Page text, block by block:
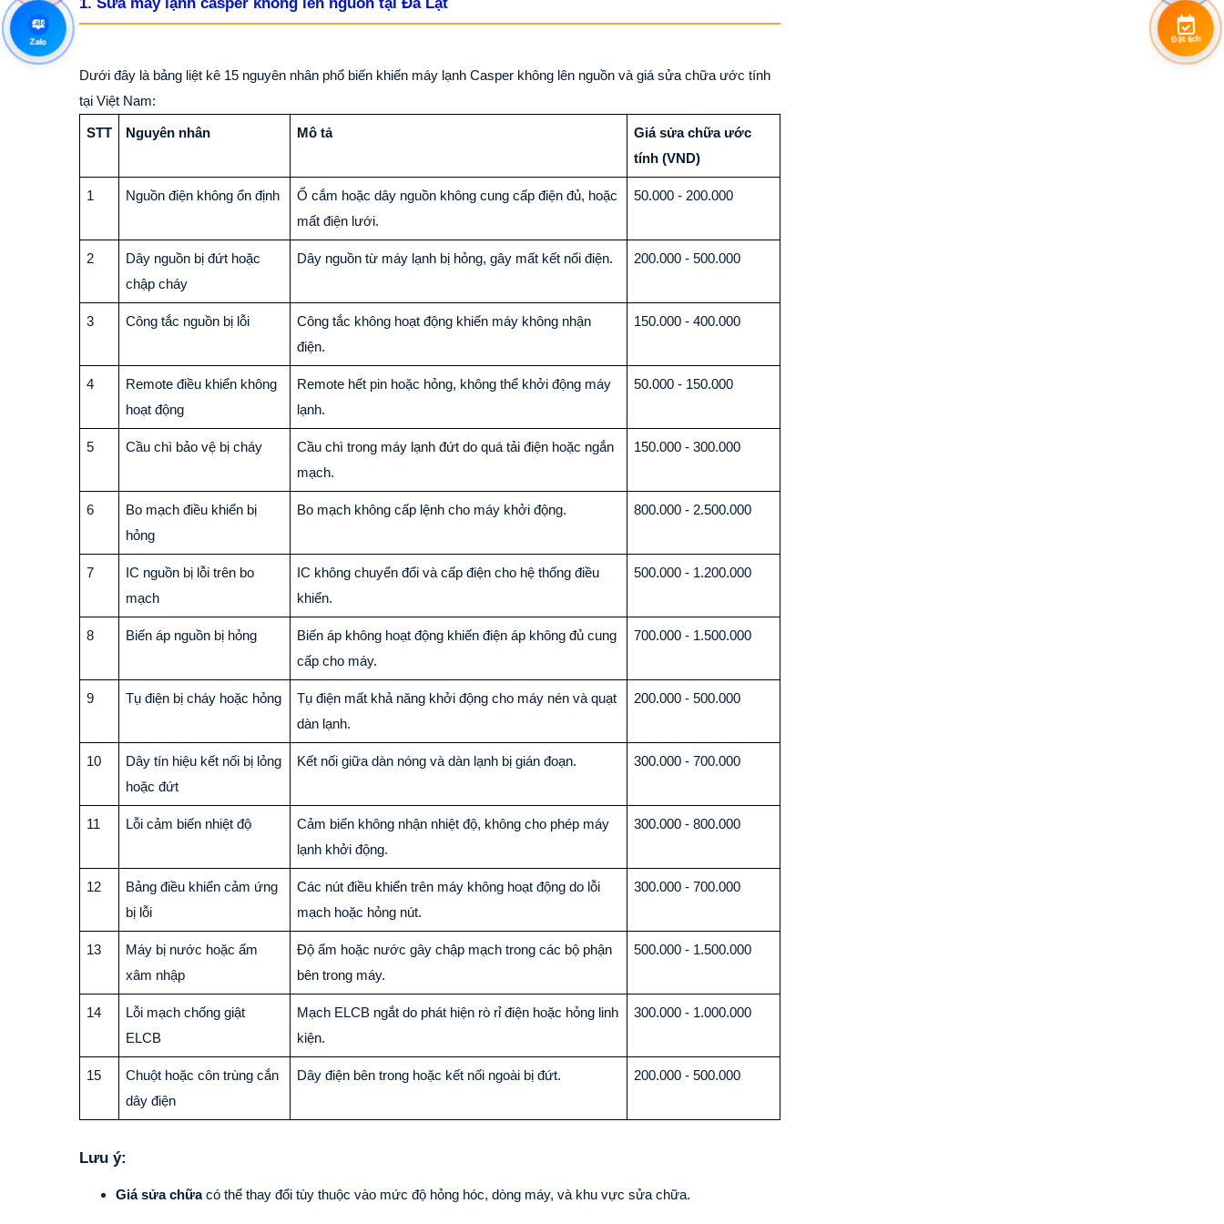
Dưới đây là bảng liệt kê 15 nguyên nhân phổ biến khiến máy lạnh Casper không lên nguồn và giá sửa chữa ước tính
tại Việt Nam:
STT Nguyên nhân Mô tả
Giá sửa chữa ước
tính (VND)
1 Nguồn điện không ổn định
Ổ cắm hoặc dây nguồn không cung cấp điện đủ, hoặc
mất điện lưới.
50.000 - 200.000
2
Dây nguồn bị đứt hoặc
chập cháy
Dây nguồn từ máy lạnh bị hỏng, gây mất kết nối điện. 200.000 - 500.000
3 Công tắc nguồn bị lỗi
Công tắc không hoạt động khiến máy không nhận
điện.
150.000 - 400.000
4
Remote điều khiển không
hoạt động
Remote hết pin hoặc hỏng, không thể khởi động máy
lạnh.
50.000 - 150.000
5 Cầu chì bảo vệ bị cháy
Cầu chì trong máy lạnh đứt do quá tải điện hoặc ngắn
mạch.
150.000 - 300.000
6
Bo mạch điều khiển bị
hỏng
Bo mạch không cấp lệnh cho máy khởi động. 800.000 - 2.500.000
7
IC nguồn bị lỗi trên bo
mạch
IC không chuyển đổi và cấp điện cho hệ thống điều
khiển.
500.000 - 1.200.000
8 Biến áp nguồn bị hỏng
Biến áp không hoạt động khiến điện áp không đủ cung
cấp cho máy.
700.000 - 1.500.000
9 Tụ điện bị cháy hoặc hỏng
Tụ điện mất khả năng khởi động cho máy nén và quạt
dàn lạnh.
200.000 - 500.000
10
Dây tín hiệu kết nối bị lỏng
hoặc đứt
Kết nối giữa dàn nóng và dàn lạnh bị gián đoạn. 300.000 - 700.000
11 Lỗi cảm biến nhiệt độ
Cảm biến không nhận nhiệt độ, không cho phép máy
lạnh khởi động.
300.000 - 800.000
12
Bảng điều khiển cảm ứng
bị lỗi
Các nút điều khiển trên máy không hoạt động do lỗi
mạch hoặc hỏng nút.
300.000 - 700.000
13
Máy bị nước hoặc ẩm
xâm nhập
Độ ẩm hoặc nước gây chập mạch trong các bộ phận
bên trong máy.
500.000 - 1.500.000
14
Lỗi mạch chống giật
ELCB
Mạch ELCB ngắt do phát hiện rò rỉ điện hoặc hỏng linh
kiện.
300.000 - 1.000.000
15
Chuột hoặc côn trùng cắn
dây điện
Dây điện bên trong hoặc kết nối ngoài bị đứt. 200.000 - 500.000
Lưu ý:
Giá sửa chữa có thể thay đổi tùy thuộc vào mức độ hỏng hóc, dòng máy, và khu vực sửa chữa.
Zalo
Zalo Đặt lịch